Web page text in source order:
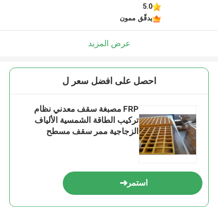
5.0
يدقّق ممون
عرض المزيد
احصل على افضل سعر ل
FRP مصبغة سقف معدني نظام
تركيب الطاقة الشمسية الألياف
الزجاجية ممر سقف مسطح
استمر